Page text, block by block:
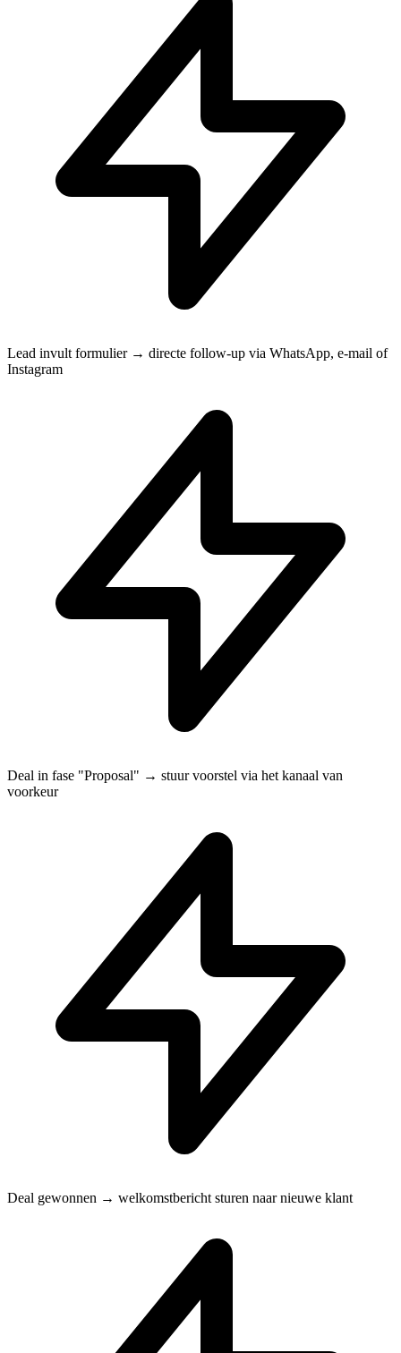
Lead invult formulier → directe follow-up via WhatsApp, e-mail of
Instagram
Deal in fase "Proposal" → stuur voorstel via het kanaal van
voorkeur
Deal gewonnen → welkomstbericht sturen naar nieuwe klant